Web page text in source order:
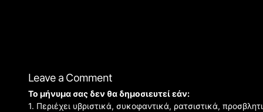
Leave a Comment
Το μήνυμα σας δεν θα δημοσιευτεί εάν:
1. Περιέχει υβριστικά, συκοφαντικά, ρατσιστικά,